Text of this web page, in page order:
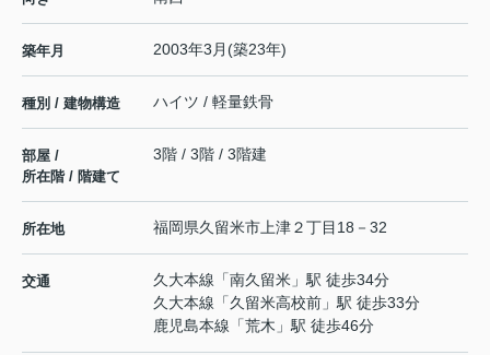
築年月 2003年3月(築23年)
種別 / 建物構造 ハイツ / 軽量鉄骨
部屋 /
所在階 / 階建て
3階 / 3階 / 3階建
所在地 福岡県久留米市 上津２丁目18－32
交通 久大本線 「南久留米 」駅 徒歩34分
久大本線 「久留米高校前 」駅 徒歩33分
鹿児島本線 「荒木 」駅 徒歩46分